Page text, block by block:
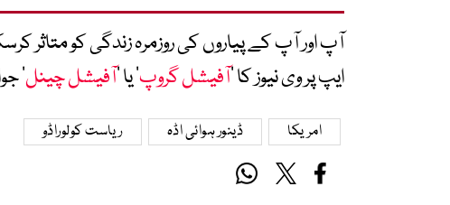
آپ اور آپ کے پیاروں کی روزمرہ زندگی کو
ایپ پر وی نیوز کا ’آفیشل گروپ‘ یا ’آفیشل چینل‘
امریکا ڈینور ہوائی اڈہ ریاست کولوراڈو